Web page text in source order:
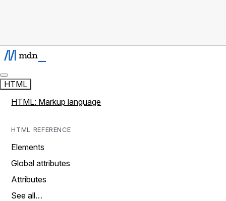
HTML
HTML: Markup language
HTML REFERENCE
Elements
Global attributes
Attributes
See all…